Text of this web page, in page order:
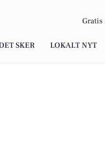
Gratis
SKER LOKALT NYT